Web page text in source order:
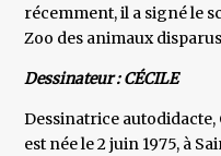
récemment, il a signé le
Zoo des animaux
Dessinateur : CÉCILE
Dessinatrice autodidacte,
est née le 2 juin 1975, à